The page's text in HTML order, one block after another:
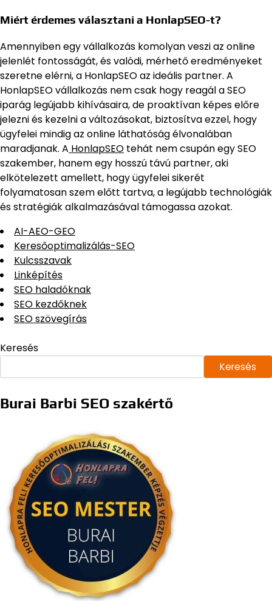
Miért érdemes választani a HonlapSEO-t?
Amennyiben egy vállalkozás komolyan veszi az online
jelenlét fontosságát, és valódi, mérhető eredményeket
szeretne elérni, a HonlapSEO az ideális partner. A
HonlapSEO vállalkozás nem csak hogy reagál a SEO
iparág legújabb kihívásaira, de proaktívan képes előre
jelezni és kezelni a változásokat, biztosítva ezzel, hogy
ügyfelei mindig az online láthatóság élvonalában
maradjanak. A HonlapSEO tehát nem csupán egy SEO
szakember, hanem egy hosszú távú partner, aki
elkötelezett amellett, hogy ügyfelei sikerét
folyamatosan szem előtt tartva, a legújabb technológiák
és stratégiák alkalmazásával támogassa azokat.
AI-AEO-GEO
Keresőoptimalizálás-SEO
Kulcsszavak
Linképítés
SEO haladóknak
SEO kezdőknek
SEO szövegírás
Keresés
Keresés
Burai Barbi SEO szakértő